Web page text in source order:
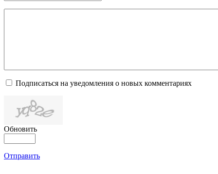
Подписаться на уведомления о новых комментариях
Обновить
Отправить